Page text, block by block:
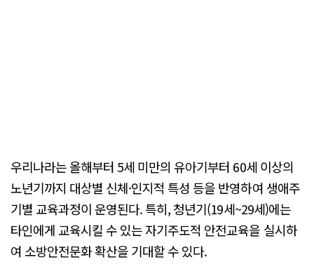
우리나라는 올해부터 5세 미만의 유아기부터 60세 이상의
노년기까지 대상별 신체·인지적 특성 등을 반영하여 생애주
기별 교육과정이 운영된다. 특히, 청년기(19세~29세)에는
타인에게 교육시킬 수 있는 자기주도적 안전교육을 실시하
여 소방안전문화 확산을 기대할 수 있다.